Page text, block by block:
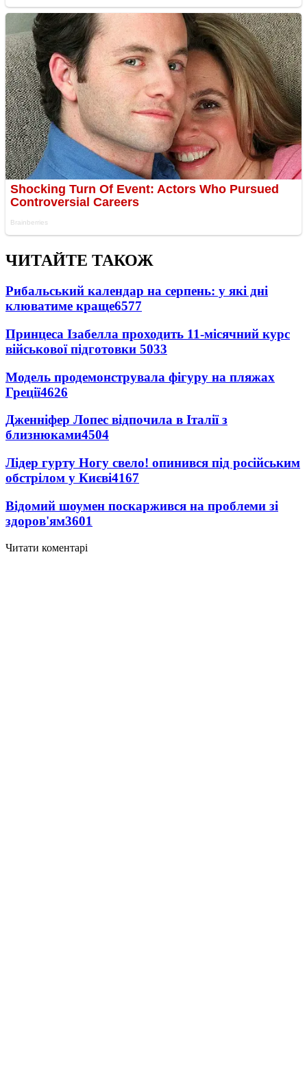
ЧИТАЙТЕ ТАКОЖ
Рибальський календар на серпень: у які дні
клюватиме краще6577
Принцеса Ізабелла проходить 11-місячний курс
військової підготовки 5033
Модель продемонструвала фігуру на пляжах
Греції4626
Дженніфер Лопес відпочила в Італії з
близнюками4504
Лідер гурту Ногу свело! опинився під російським
обстрілом у Києві4167
Відомий шоумен поскаржився на проблеми зі
здоров'ям3601
Читати коментарі